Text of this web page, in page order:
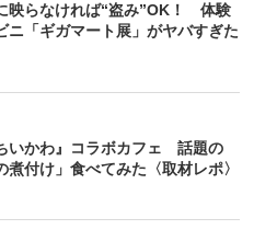
映らなければ“盗み”OK！ 体験
ニ「ギガマート展」がヤバすぎた
いかわ』コラボカフェ 話題の
煮付け」食べてみた〈取材レポ〉